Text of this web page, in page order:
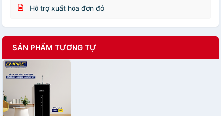
Hỗ trợ xuất hóa đơn đỏ
SẢN PHẨM TƯƠNG TỰ